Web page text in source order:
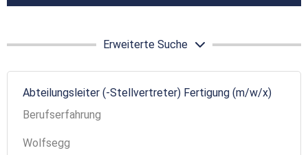
Erweiterte Suche
Abteilungsleiter (-Stellvertreter) Fertigung (m/w/x)
Berufserfahrung
Wolfsegg